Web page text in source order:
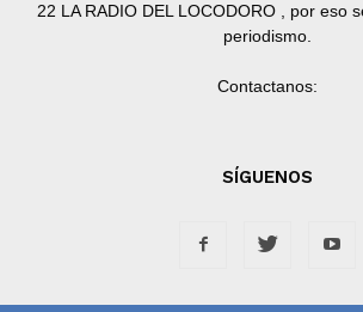
22 LA RADIO DEL LOCODORO , por eso
periodismo.
Contactanos:
SÍGUENOS